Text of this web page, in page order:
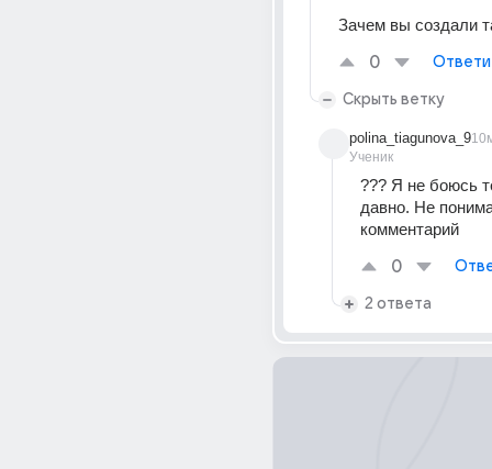
Зачем вы создали
0
Скрыть ветку
polina_tiagunova_9
Ученик
??? Я не боюсь
давно. Не
комментарий
0
2 ответа